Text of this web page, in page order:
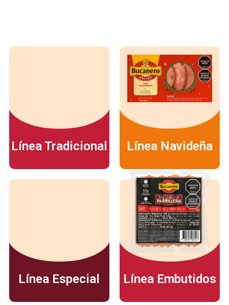
Línea Tradicional Línea Navideña
Línea Especial Línea Embutidos